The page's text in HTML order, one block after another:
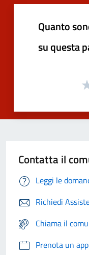
Quanto
su questa
Contatta il
Leggi le
Richiedi
Chiama il
Prenota un